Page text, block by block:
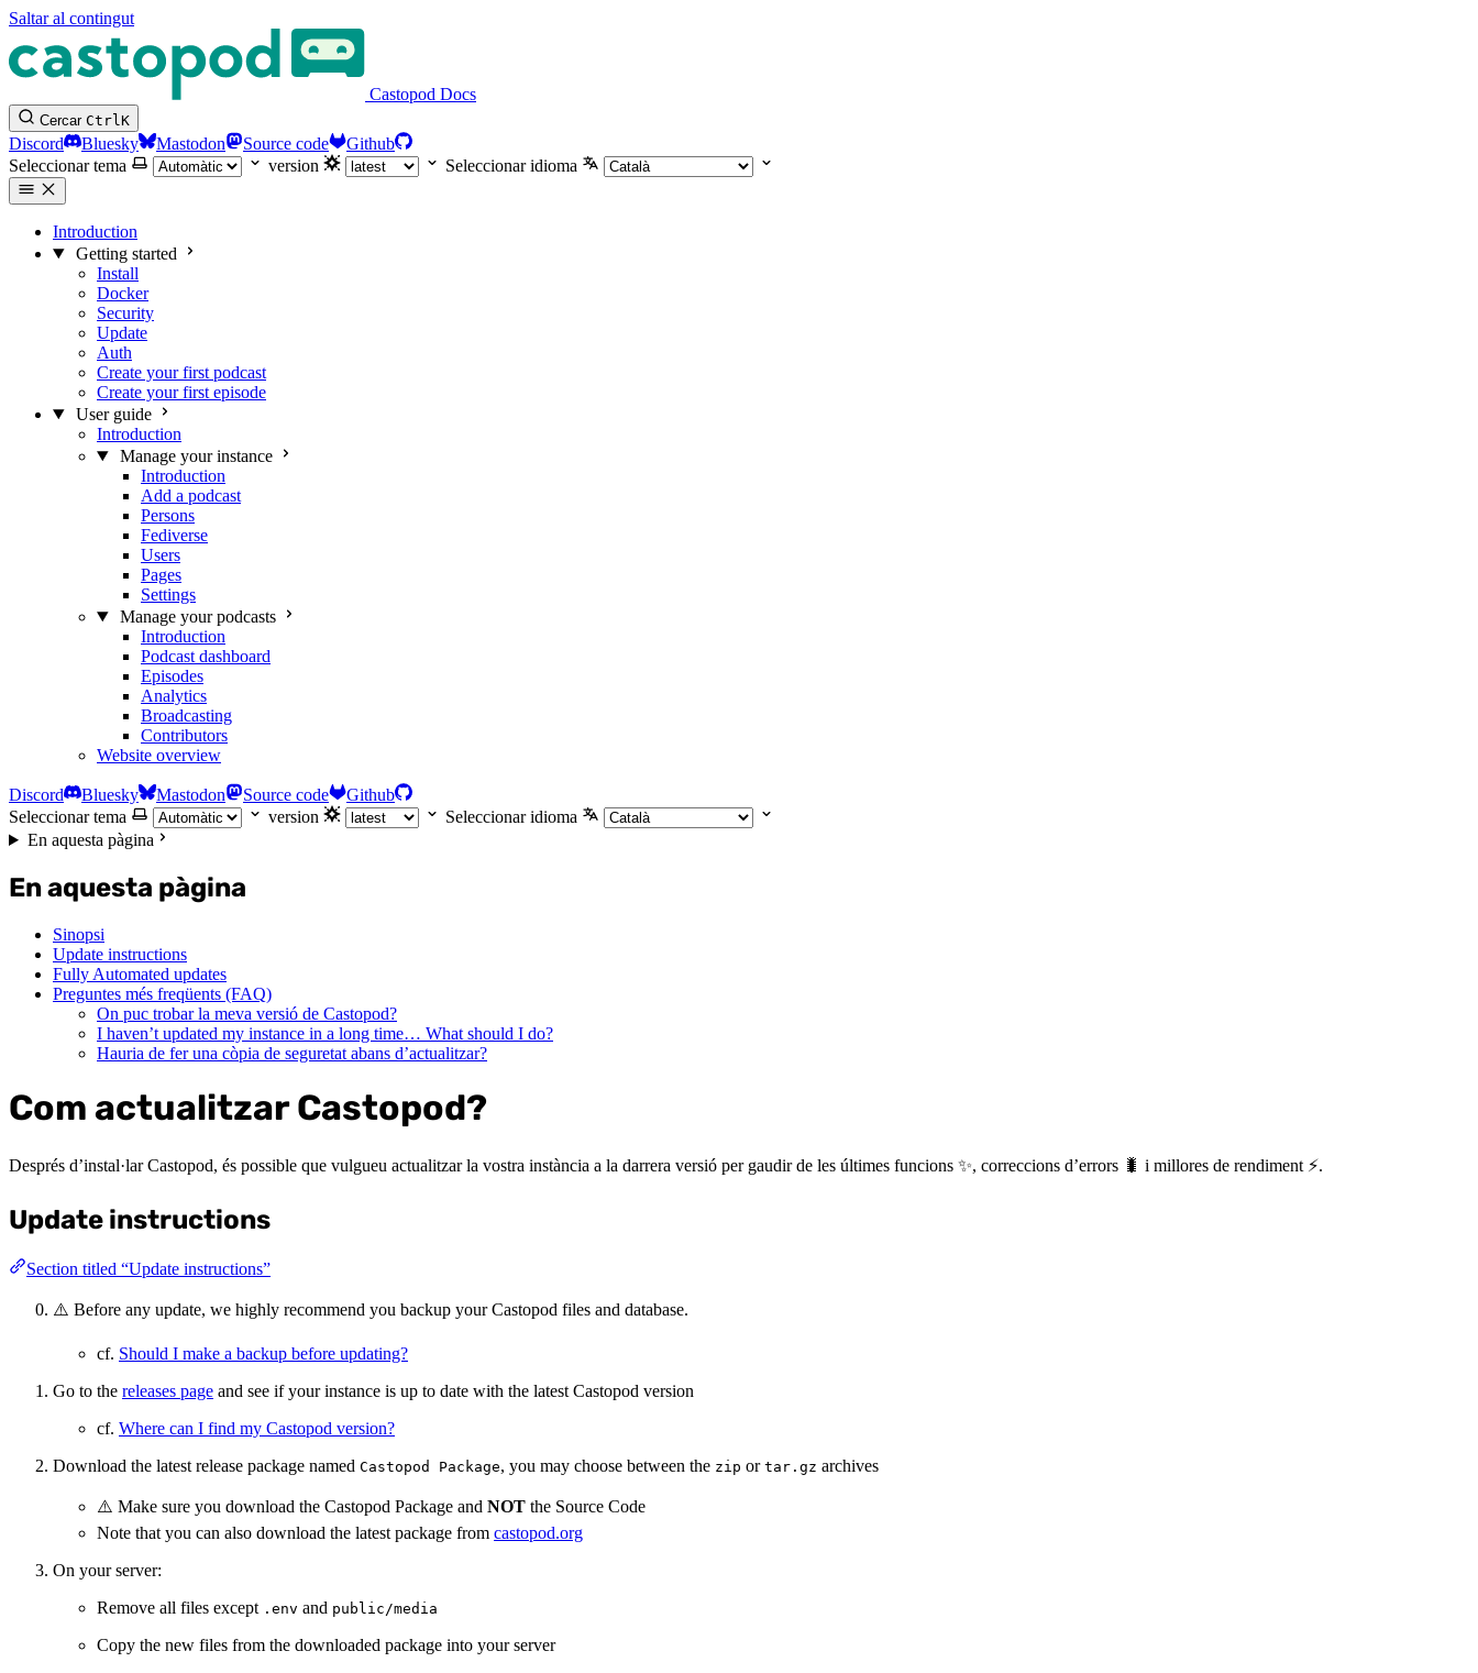
Saltar al contingut
Castopod Docs
Cercar CtrlK
Discord Bluesky Mastodon Source code
Github
Seleccionar tema
version Seleccionar idioma
Introduction
Getting started
Install
Docker
Security
Update
Auth
Create your first podcast
Create your first episode
User guide
Introduction
Manage your instance
Introduction
Add a podcast
Persons
Fediverse
Users
Pages
Settings
Manage your podcasts
Introduction
Podcast dashboard
Episodes
Analytics
Broadcasting
Contributors
Website overview
Discord Bluesky Mastodon Source code
Github
Seleccionar tema
version
Seleccionar idioma
En aquesta pàgina
En aquesta pàgina
Sinopsi
Update instructions
Fully Automated updates
Preguntes més freqüents (FAQ)
On puc trobar la meva versió de Castopod?
I haven’t updated my instance in a long time… What should I do?
Hauria de fer una còpia de seguretat abans d’actualitzar?
Com actualitzar Castopod?
Després d’instal·lar Castopod, és possible que vulgueu actualitzar la vostra instància a la darrera versió per gaudir de les últimes funcions ✨, correccions d’errors 🐛 i millores de rendiment ⚡.
Update instructions
Section titled “Update instructions”
⚠️ Before any update, we highly recommend you backup your Castopod files and database.
cf. Should I make a backup before updating?
Go to the releases page and see if your instance is up to date with the latest Castopod version
cf. Where can I find my Castopod version?
Download the latest release package named Castopod Package, you may choose between the zip or tar.gz archives
⚠️ Make sure you download the Castopod Package and NOT the Source Code
Note that you can also download the latest package from castopod.org
On your server:
Remove all files except .env and public/media
Copy the new files from the downloaded package into your server